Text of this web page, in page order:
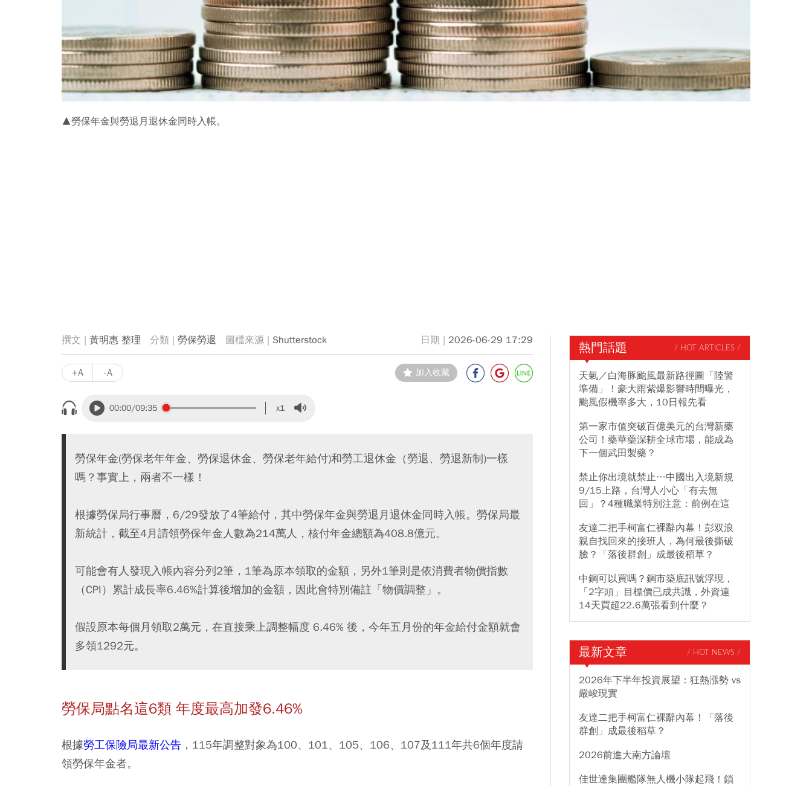
▲勞保年金與勞退月退休金同時入帳。
黃明惠 整理 勞保勞退 Shutterstock 2026-06-29 17:29
+A -A 加入收藏
00:00/09:35 x1
勞保年金(勞保老年年金、勞保退休金、勞保老年給付)和勞工退休金（勞退、勞退新制)一樣
嗎？事實上，兩者不一樣！
根據勞保局行事曆，6/29發放了4筆給付，其中勞保年金與勞退月退休金同時入帳。勞保局最
新統計，截至4月請領勞保年金人數為214萬人，核付年金總額為408.8億元。
可能會有人發現入帳內容分列2筆，1筆為原本領取的金額，另外1筆則是依消費者物價指數
（CPI）累計成長率6.46%計算後增加的金額，因此會特別備註「物價調整」。
假設原本每個月領取2萬元，在直接乘上調整幅度 6.46% 後，今年五月份的年金給付金額就會
多領1292元。
勞保局點名這6類 年度最高加發6.46%
根據勞工保險局最新公告 ，115年調整對象為100、101、105、106、107及111年共6個年度請
領勞保年金者。
熱門話題 / HOT ARTICLES /
天氣／白海豚颱風最新路徑圖「陸警
準備」！豪大雨紫爆影響時間曝光，
颱風假機率多大，10日報先看
第一家市值突破百億美元的台灣新藥
公司！藥華藥深耕全球市場，能成為
下一個武田製藥？
禁止你出境就禁止…中國出入境新規
9/15上路，台灣人小心「有去無
回」？4種職業特別注意：前例在這
友達二把手柯富仁裸辭內幕！彭双浪
親自找回來的接班人，為何最後撕破
臉？「落後群創」成最後稻草？
中鋼可以買嗎？鋼市築底訊號浮現，
「2字頭」目標價已成共識，外資連
14天買超22.6萬張看到什麼？
最新文章 / HOT NEWS /
2026年下半年投資展望：狂熱漲勢 vs
嚴峻現實
友達二把手柯富仁裸辭內幕！「落後
群創」成最後稻草？
2026前進大南方論壇
佳世達集團艦隊無人機小隊起飛！鎖